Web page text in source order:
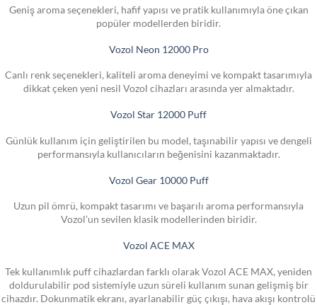
Geniş aroma seçenekleri, hafif yapısı ve pratik kullanımıyla öne çıkan
popüler modellerden biridir.
Vozol Neon 12000 Pro
Canlı renk seçenekleri, kaliteli aroma deneyimi ve kompakt tasarımıyla
dikkat çeken yeni nesil Vozol cihazları arasında yer almaktadır.
Vozol Star 12000 Puff
Günlük kullanım için geliştirilen bu model, taşınabilir yapısı ve dengeli
performansıyla kullanıcıların beğenisini kazanmaktadır.
Vozol Gear 10000 Puff
Uzun pil ömrü, kompakt tasarımı ve başarılı aroma performansıyla
Vozol’un sevilen klasik modellerinden biridir.
Vozol ACE MAX
Tek kullanımlık puff cihazlardan farklı olarak Vozol ACE MAX, yeniden
doldurulabilir pod sistemiyle uzun süreli kullanım sunan gelişmiş bir
cihazdır. Dokunmatik ekranı, ayarlanabilir güç çıkışı, hava akışı kontrolü